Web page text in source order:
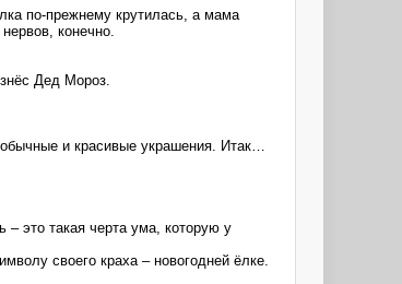
по-прежнему крутилась, а мама
конечно.
Дед Мороз.
и красивые украшения. Итак…
это такая черта ума, которую у
своего краха – новогодней ёлке.